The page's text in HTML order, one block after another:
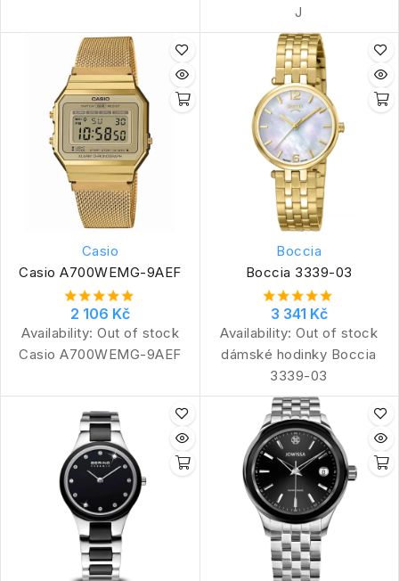
J
Casio
Casio A700WEMG-9AEF
2 106 Kč
Availability: Out of stock
Casio A700WEMG-9AEF
Boccia
Boccia 3339-03
3 341 Kč
Availability: Out of stock
dámské hodinky Boccia
3339-03